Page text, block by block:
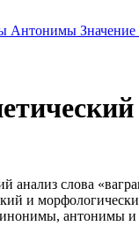
Антонимы Значение
анализ слова
и
антонимы и